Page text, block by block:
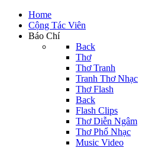
Home
Cộng Tác Viên
Báo Chí
Back
Thơ
Thơ Tranh
Tranh Thơ Nhạc
Thơ Flash
Back
Flash Clips
Thơ Diễn Ngâm
Thơ Phổ Nhạc
Music Video